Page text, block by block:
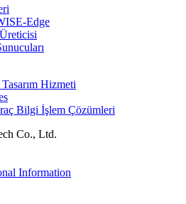
Edge
Hizmeti
Bilgi İşlem Çözümleri
Co., Ltd.
Information